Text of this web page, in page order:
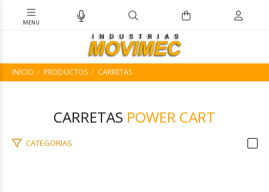
INICIO PRODUCTOS CARRETAS
CARRETAS POWER CART
CATEGORIAS